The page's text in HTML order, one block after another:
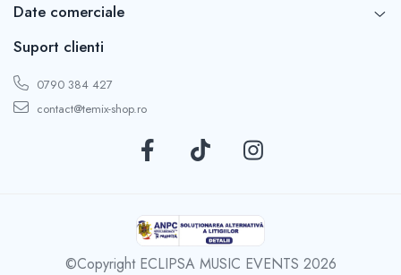
Date comerciale
Suport clienti
0790 384 427
contact@temix-shop.ro
©Copyright ECLIPSA MUSIC EVENTS 2026